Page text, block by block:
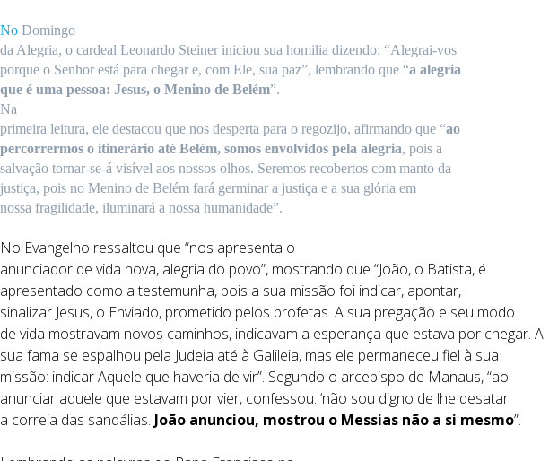
NoDomingo
da Alegria, o cardeal Leonardo Steiner iniciou sua homilia dizendo: “Alegrai-vos
porque o Senhor está para chegar e, com Ele, sua paz”, lembrando que “a alegria
que é uma pessoa: Jesus, o Menino de Belém”.
Na
primeira leitura, ele destacou que nos desperta para o regozijo, afirmando que “ao
percorrermos o itinerário até Belém, somos envolvidos pela alegria, pois a
salvação tornar-se-á visível aos nossos olhos. Seremos recobertos com manto da
justiça, pois no Menino de Belém fará germinar a justiça e a sua glória em
nossa fragilidade, iluminará a nossa humanidade”.
No Evangelho ressaltou que “nos apresenta o
anunciador de vida nova, alegria do povo”, mostrando que “João, o Batista, é
apresentado como a testemunha, pois a sua missão foi indicar, apontar,
sinalizar Jesus, o Enviado, prometido pelos profetas. A sua pregação e seu modo
de vida mostravam novos caminhos, indicavam a esperança que estava por chegar. A
sua fama se espalhou pela Judeia até à Galileia, mas ele permaneceu fiel à sua
missão: indicar Aquele que haveria de vir”. Segundo o arcebispo de Manaus, “ao
anunciar aquele que estavam por vier, confessou: ‘não sou digno de lhe desatar
a correia das sandálias. João anunciou, mostrou o Messias não a si mesmo”.